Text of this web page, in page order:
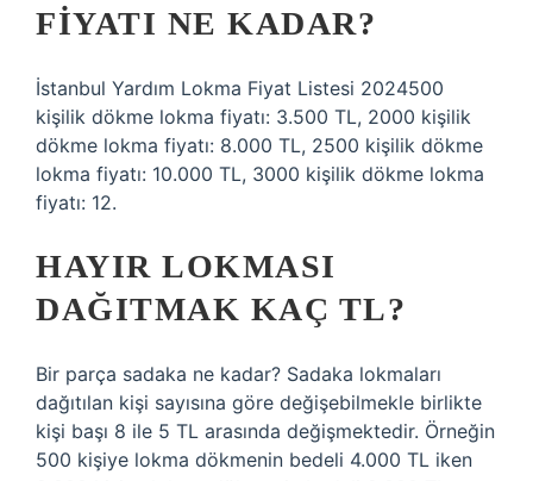
FIYATI NE KADAR?
İstanbul Yardım Lokma Fiyat Listesi 2024500
kişilik dökme lokma fiyatı: 3.500 TL, 2000 kişilik
dökme lokma fiyatı: 8.000 TL, 2500 kişilik dökme
lokma fiyatı: 10.000 TL, 3000 kişilik dökme lokma
fiyatı: 12.
HAYIR LOKMASI
DAĞITMAK KAÇ TL?
Bir parça sadaka ne kadar? Sadaka lokmaları
dağıtılan kişi sayısına göre değişebilmekle birlikte
kişi başı 8 ile 5 TL arasında değişmektedir. Örneğin
500 kişiye lokma dökmenin bedeli 4.000 TL iken